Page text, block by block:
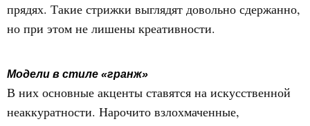
прядях. Такие стрижки выглядят довольно сдержанно,
но при этом не лишены креативности.
Модели в стиле «гранж»
В них основные акценты ставятся на искусственной
неаккуратности. Нарочито взлохмаченные,